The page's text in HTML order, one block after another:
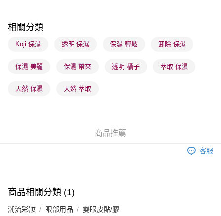
確認發貨後1-3 工作天送達，訂單將隨機分配至SF順豐速運或京東
物流公司進行物流配送
取。逾期會取消訂單，並不會安排重寄
取。逾期會取消訂單，並不會安排重寄
相關分類
Koji 保濕 透明 保濕 保濕 輕鬆 卸除 保濕
保濕 美麗 保濕 帶來 透明 橘子 萃取 保濕
天然 保濕 天然 萃取
商品推薦
客服
商品相關分類 (1)
潮流彩妝 眼部用品 雙眼皮貼/膠